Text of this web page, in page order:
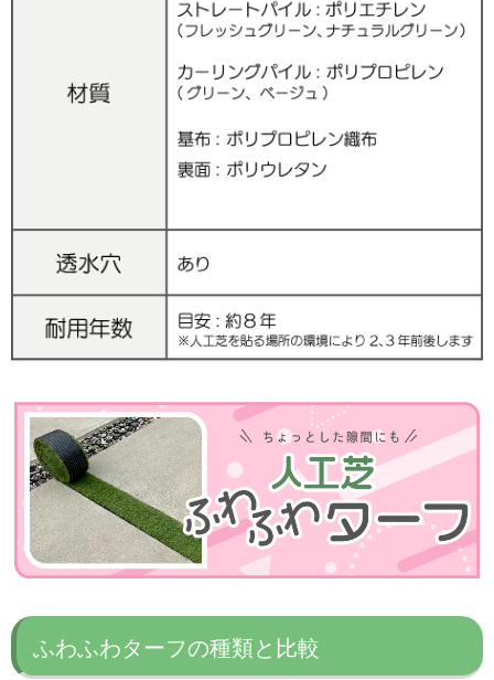
ふわふわターフの種類と比較